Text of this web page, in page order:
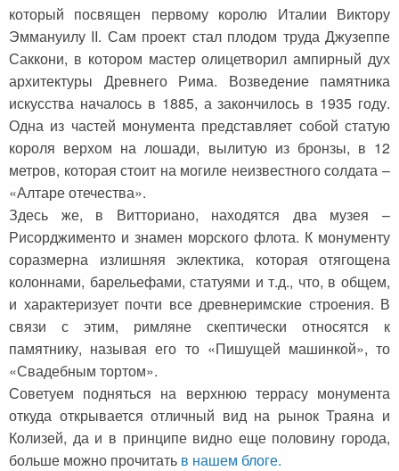
который посвящен первому королю Италии Виктору
Эммануилу II. Сам проект стал плодом труда Джузеппе
Саккони, в котором мастер олицетворил ампирный дух
архитектуры Древнего Рима. Возведение памятника
искусства началось в 1885, а закончилось в 1935 году.
Одна из частей монумента представляет собой статую
короля верхом на лошади, вылитую из бронзы, в 12
метров, которая стоит на могиле неизвестного солдата –
«Алтаре отечества».
Здесь же, в Витториано, находятся два музея –
Рисорджименто и знамен морского флота. К монументу
соразмерна излишняя эклектика, которая отягощена
колоннами, барельефами, статуями и т.д., что, в общем,
и характеризует почти все древнеримские строения. В
связи с этим, римляне скептически относятся к
памятнику, называя его то «Пишущей машинкой», то
«Свадебным тортом».
Советуем подняться на верхнюю террасу монумента
откуда открывается отличный вид на рынок Траяна и
Колизей, да и в принципе видно еще половину города,
больше можно прочитать в нашем блоге.